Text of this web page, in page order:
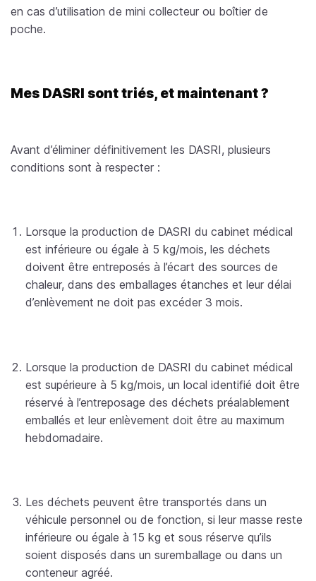
en cas d’utilisation de mini collecteur ou boîtier de
poche.
Mes DASRI sont triés, et maintenant ?
Avant d’éliminer définitivement les DASRI, plusieurs
conditions sont à respecter :
Lorsque la production de DASRI du cabinet médical
est inférieure ou égale à 5 kg/mois, les déchets
doivent être entreposés à l’écart des sources de
chaleur, dans des emballages étanches et leur délai
d’enlèvement ne doit pas excéder 3 mois.
Lorsque la production de DASRI du cabinet médical
est supérieure à 5 kg/mois, un local identifié doit être
réservé à l’entreposage des déchets préalablement
emballés et leur enlèvement doit être au maximum
hebdomadaire.
Les déchets peuvent être transportés dans un
véhicule personnel ou de fonction, si leur masse reste
inférieure ou égale à 15 kg et sous réserve qu’ils
soient disposés dans un suremballage ou dans un
conteneur agréé.